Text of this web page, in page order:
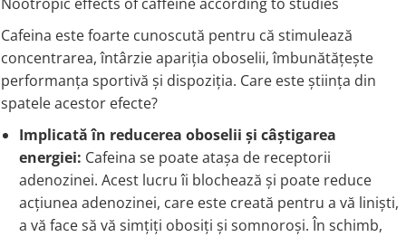
Cafeina este foarte cunoscută pentru că stimulează
concentrarea, întârzie apariția oboselii, îmbunătățește
performanța sportivă și dispoziția. Care este știința din
spatele acestor efecte?
Implicată în reducerea oboselii și câștigarea
energiei: Cafeina se poate atașa de receptorii
adenozinei. Acest lucru îi blochează și poate reduce
acțiunea adenozinei, care este creată pentru a vă liniști,
a vă face să vă simțiți obosiți și somnoroși. În schimb,